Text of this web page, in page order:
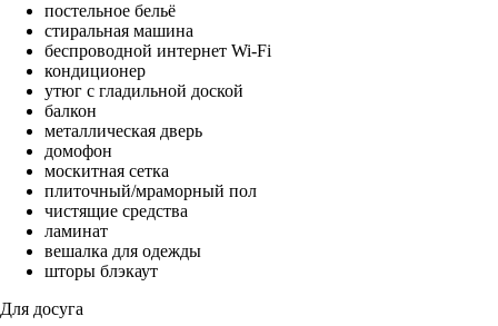
постельное бельё
стиральная машина
беспроводной интернет Wi-Fi
кондиционер
утюг с гладильной доской
балкон
металлическая дверь
домофон
москитная сетка
плиточный/мраморный пол
чистящие средства
ламинат
вешалка для одежды
шторы блэкаут
Для досуга